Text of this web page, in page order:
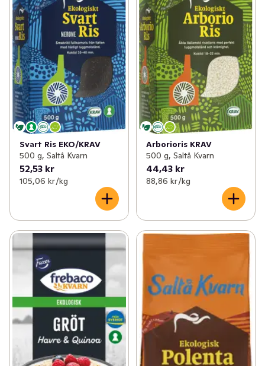
Svart Ris EKO/KRAV
500 g, Saltå Kvarn
52,53 kr
105,06 kr /kg
Arborioris KRAV
500 g, Saltå Kvarn
44,43 kr
88,86 kr /kg